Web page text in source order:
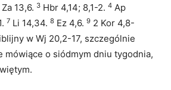
13,6. 3 Hbr 4,14; 8,1-2. 4 Ap
7 Li 14,34. 8 Ez 4,6. 9 2 Kor 4,8-
w Wj 20,2-17, szczególnie
mówiące o siódmym dniu tygodnia,